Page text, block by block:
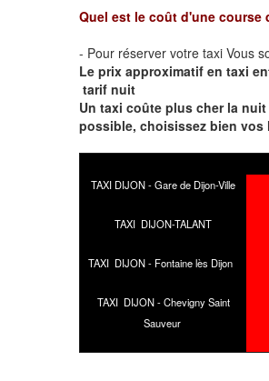
Quel est le coût d'une course
- Pour réserver votre taxi Vous
Le prix approximatif en taxi
tarif nuit
Un taxi coûte plus cher la
possible, choisissez bien vos
TAXI DIJON - Gare de Dijon-Ville
TAXI DIJON-TALANT
TAXI DIJON - Fontaine lès Dijon
TAXI DIJON - Chevigny Saint
Sauveur